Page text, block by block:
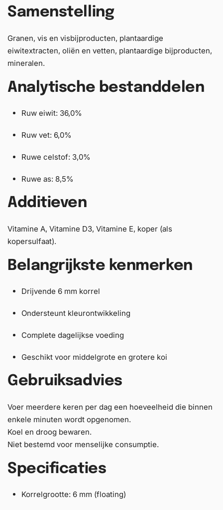
Samenstelling
Granen, vis en visbijproducten, plantaardige
eiwitextracten, oliën en vetten, plantaardige bijproducten,
mineralen.
Analytische bestanddelen
Ruw eiwit: 36,0%
Ruw vet: 6,0%
Ruwe celstof: 3,0%
Ruwe as: 8,5%
Additieven
Vitamine A, Vitamine D3, Vitamine E, koper (als
kopersulfaat).
Belangrijkste kenmerken
Drijvende 6 mm korrel
Ondersteunt kleurontwikkeling
Complete dagelijkse voeding
Geschikt voor middelgrote en grotere koi
Gebruiksadvies
Voer meerdere keren per dag een hoeveelheid die binnen
enkele minuten wordt opgenomen.
Koel en droog bewaren.
Niet bestemd voor menselijke consumptie.
Specificaties
Korrelgrootte: 6 mm (floating)